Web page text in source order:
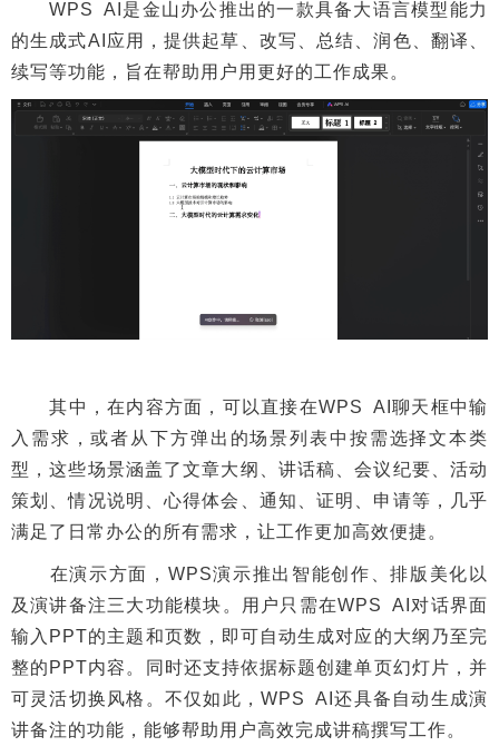
WPS AI是金山办公推出的一款具备大语言模型能力
的生成式AI应用，提供起草、改写、总结、润色、翻译、
续写等功能，旨在帮助用户用更好的工作成果。
其中，在内容方面，可以直接在WPS AI聊天框中输
入需求，或者从下方弹出的场景列表中按需选择文本类
型，这些场景涵盖了文章大纲、讲话稿、会议纪要、活动
策划、情况说明、心得体会、通知、证明、申请等，几乎
满足了日常办公的所有需求，让工作更加高效便捷。
在演示方面，WPS演示推出智能创作、排版美化以
及演讲备注三大功能模块。用户只需在WPS AI对话界面
输入PPT的主题和页数，即可自动生成对应的大纲乃至完
整的PPT内容。同时还支持依据标题创建单页幻灯片，并
可灵活切换风格。不仅如此，WPS AI还具备自动生成演
讲备注的功能，能够帮助用户高效完成讲稿撰写工作。